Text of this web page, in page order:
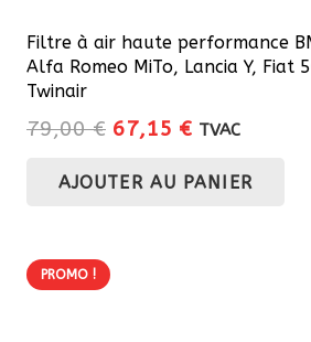
Filtre à air haute performance
Alfa Romeo MiTo, Lancia Y, Fiat
Twinair
79,00€ Le
initial
67,15 €Le
actuel
TVAC
AJOUTER AU PANIER
PROMO !